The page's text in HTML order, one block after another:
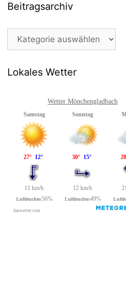
Beitragsarchiv
Beitragsarchiv
Lokales Wetter
Wetter Mönchengladbach